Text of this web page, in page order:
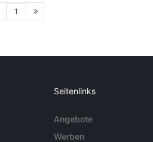
1
Seitenlinks
Angebote
Werben